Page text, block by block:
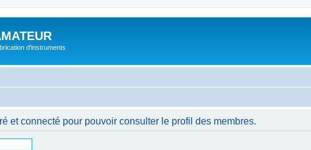
d'instruments
et connecté pour pouvoir consulter le profil des membres.